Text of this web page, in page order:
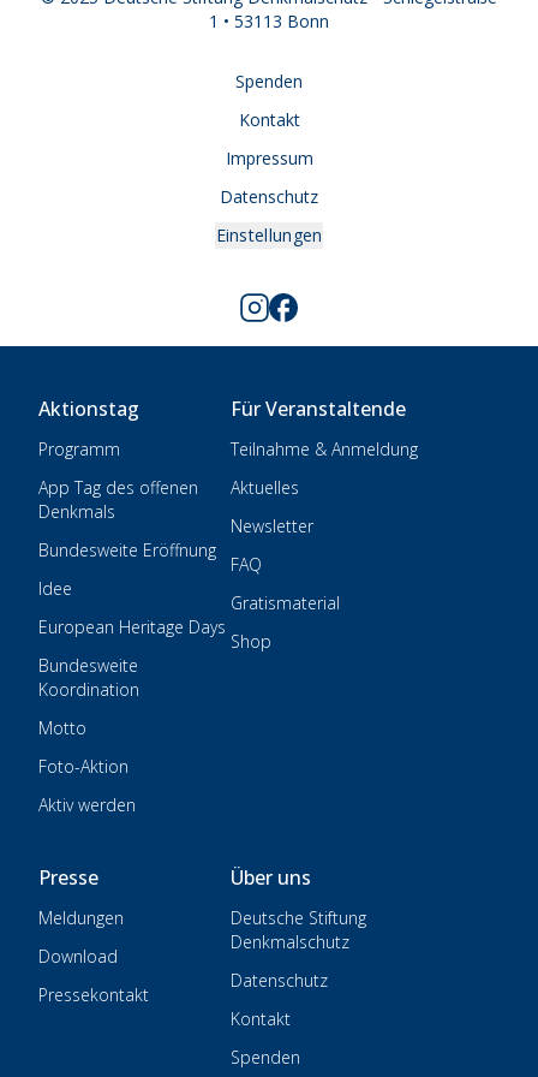
1 • 53113 Bonn
Spenden
Kontakt
Impressum
Datenschutz
Einstellungen
Aktionstag
Programm
App Tag des offenen
Denkmals
Bundesweite Eröffnung
Idee
European Heritage Days
Bundesweite
Koordination
Motto
Foto-Aktion
Aktiv werden
Für Veranstaltende
Teilnahme & Anmeldung
Aktuelles
Newsletter
FAQ
Gratismaterial
Shop
Presse
Meldungen
Download
Pressekontakt
Über uns
Deutsche Stiftung
Denkmalschutz
Datenschutz
Kontakt
Spenden